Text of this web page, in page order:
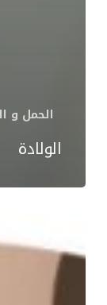
الحمل و
الولادة
الثدي